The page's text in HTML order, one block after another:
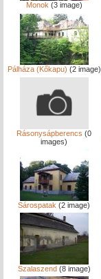
Monok (3 image)
Pálháza (Kőkapu) (2 image)
Rásonysápberencs (0
images)
Sárospatak (2 image)
Szalaszend(8 image)